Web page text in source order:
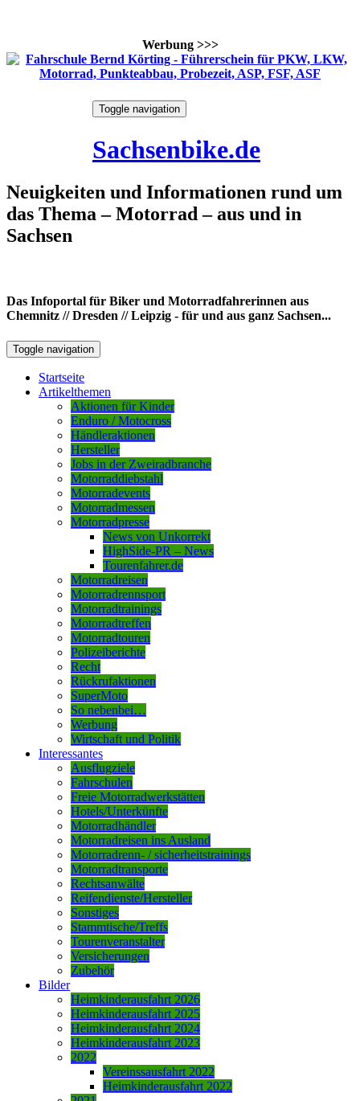
Werbung >>>
Toggle navigation
Sachsenbike.de
Neuigkeiten und Informationen rund um
das Thema – Motorrad – aus und in
Sachsen
Das Infoportal für Biker und Motorradfahrerinnen aus
Chemnitz // Dresden // Leipzig - für und aus ganz Sachsen...
Toggle navigation
Startseite
Artikelthemen
Aktionen für Kinder
Enduro / Motocross
Händleraktionen
Hersteller
Jobs in der Zweiradbranche
Motorraddiebstahl
Motorradevents
Motorradmessen
Motorradpresse
News von Unkorrekt
HighSide-PR – News
Tourenfahrer.de
Motorradreisen
Motorradrennsport
Motorradtrainings
Motorradtreffen
Motorradtouren
Polizeiberichte
Recht
Rückrufaktionen
SuperMoto
So nebenbei…
Werbung
Wirtschaft und Politik
Interessantes
Ausflugziele
Fahrschulen
Freie Motorradwerkstätten
Hotels/Unterkünfte
Motorradhändler
Motorradreisen ins Ausland
Motorradrenn- / sicherheitstrainings
Motorradtransporte
Rechtsanwälte
Reifendienste/Hersteller
Sonstiges
Stammtische/Treffs
Tourenveranstalter
Versicherungen
Zubehör
Bilder
Heimkinderausfahrt 2026
Heimkinderausfahrt 2025
Heimkinderausfahrt 2024
Heimkinderausfahrt 2023
2022
Vereinssausfahrt 2022
Heimkinderausfahrt 2022